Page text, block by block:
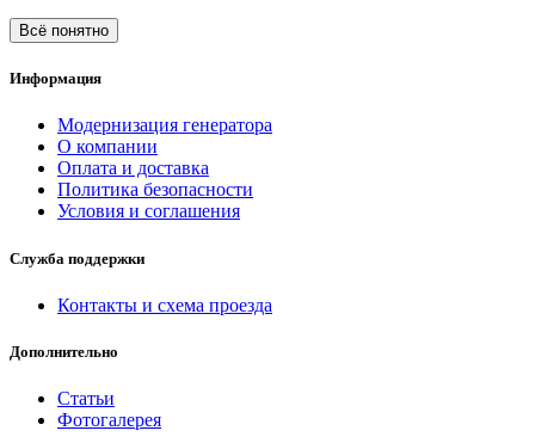
Всё понятно
Информация
Модернизация генератора
О компании
Оплата и доставка
Политика безопасности
Условия и соглашения
Служба поддержки
Контакты и схема проезда
Дополнительно
Статьи
Фотогалерея